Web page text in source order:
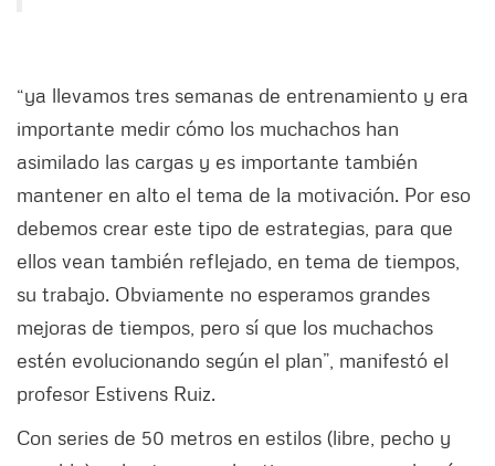
“ya llevamos tres semanas de entrenamiento y era
importante medir cómo los muchachos han
asimilado las cargas y es importante también
mantener en alto el tema de la motivación. Por eso
debemos crear este tipo de estrategias, para que
ellos vean también reflejado, en tema de tiempos,
su trabajo. Obviamente no esperamos grandes
mejoras de tiempos, pero sí que los muchachos
estén evolucionando según el plan”, manifestó el
profesor Estivens Ruiz.
Con series de 50 metros en estilos (libre, pecho y